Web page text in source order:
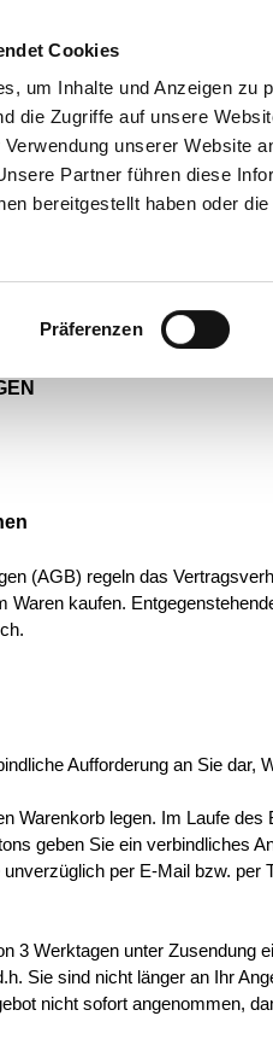
Cookies
um Inhalte und Anzeigen zu
die Zugriffe auf unsere
unserer Website
Partner führen diese
bereitgestellt haben oder
Präferenzen
(AGB) regeln das
Waren kaufen.
Aufforderung an Sie dar,
Warenkorb legen. Im Laufe
geben Sie ein verbindliches
per E-Mail bzw.
3 Werktagen unter
Sie sind nicht länger an Ihr
nicht sofort angenommen,